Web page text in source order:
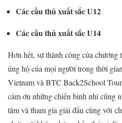
Các cầu thủ xuất sắc U12
Các cầu thủ xuất sắc U14
Hơnhết, sựthànhcôngcủachương
ủnghộcủamọingườitrongthời
VietnamvàBTC Back2School
cảmơnnhữngchiếnbinhnhícũng
tâmvàtham gia giảiđấucùngvới